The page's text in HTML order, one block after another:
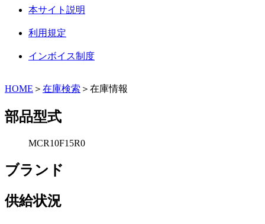
本サイト説明
利用規定
インボイス制度
HOME ＞ 在庫検索 ＞在庫情報
部品型式
MCR10F15R0
ブランド
供給状況